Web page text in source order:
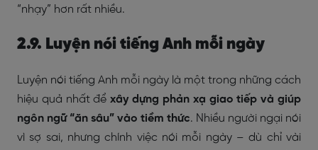
“nhạy” hơn rất nhiều.
2.9. Luyện nói tiếng Anh mỗi ngày
Luyện nói tiếng Anh mỗi ngày là một trong những cách
hiệu quả nhất để xây dựng phản xạ giao tiếp và giúp
ngôn ngữ “ăn sâu” vào tiềm thức. Nhiều người ngại nói
vì sợ sai, nhưng chính việc nói mỗi ngày – dù chỉ vài